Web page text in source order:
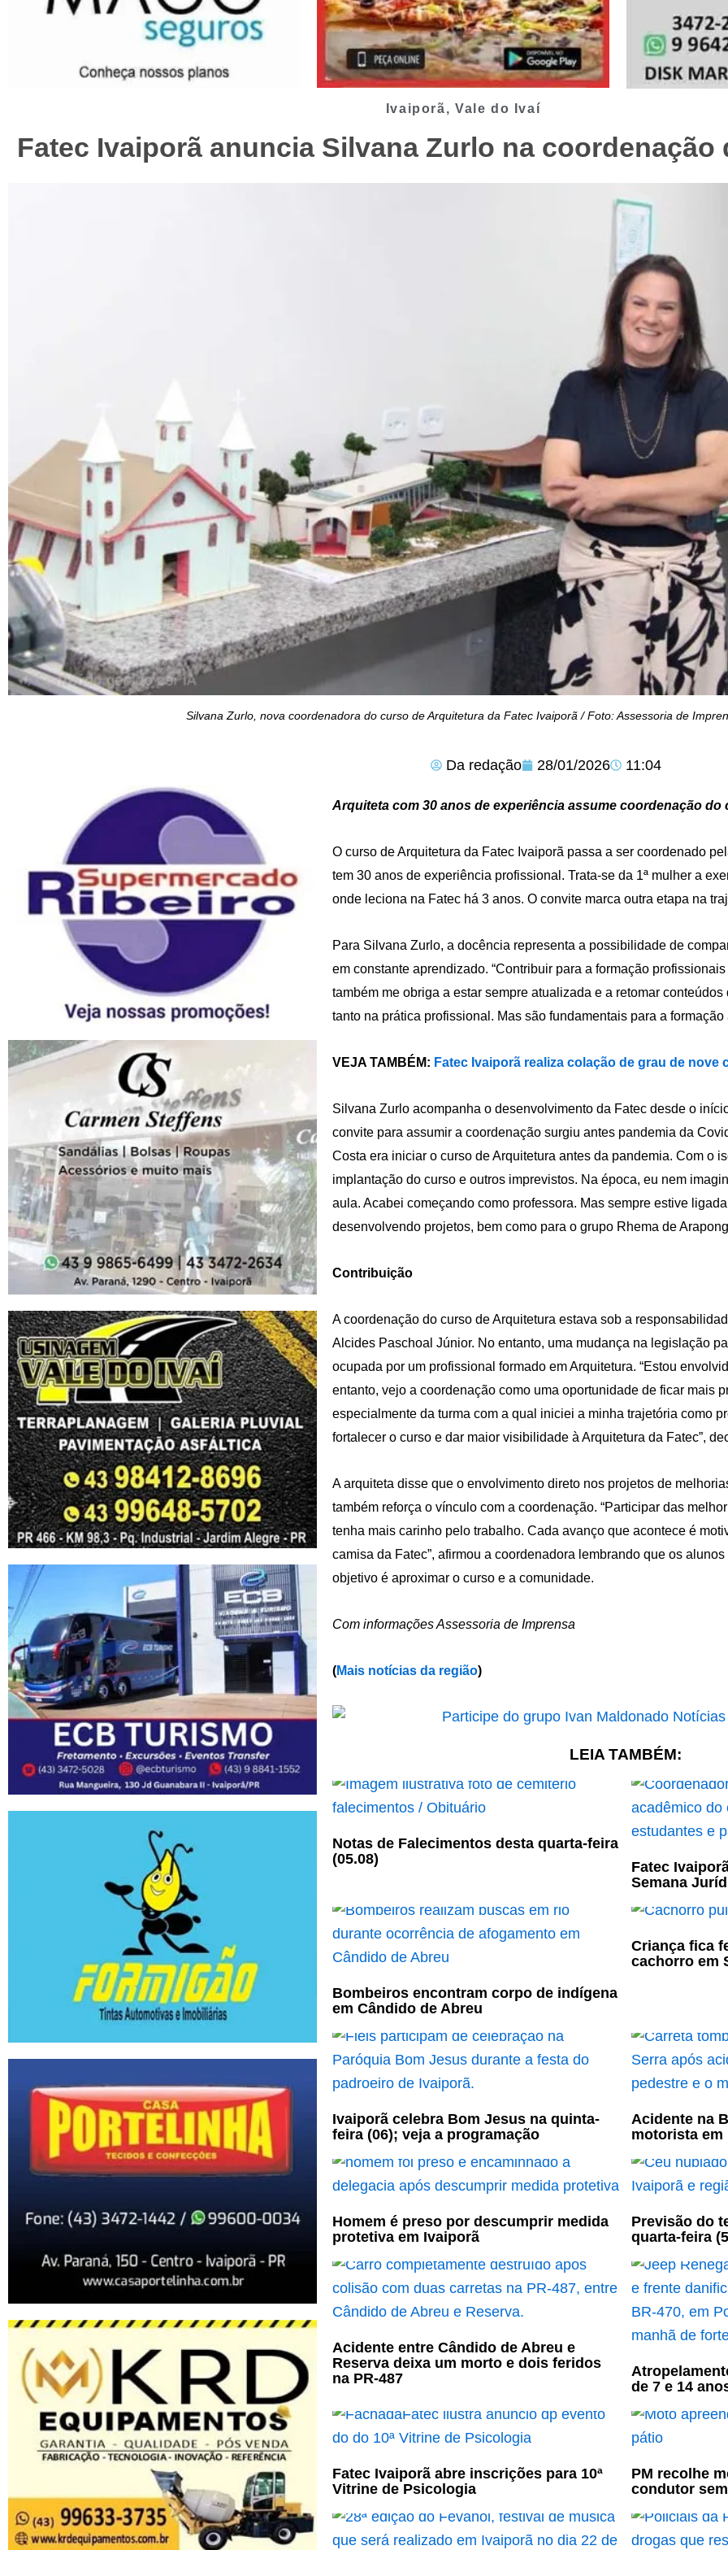
Ivaiporã, Vale do Ivaí
Fatec Ivaiporã anuncia Silvana Zurlo na coordenação
Silvana Zurlo, nova coordenadora do curso de Arquitetura da Fatec Ivaiporã / Foto: Assessoria de
Da redação 28/01/2026 11:04
Arquiteta com 30 anos de experiência assume coordenação do
O curso de Arquitetura da Fatec Ivaiporã passa a ser coordenado
tem 30 anos de experiência profissional. Trata-se da 1ª mulher a
onde leciona na Fatec há 3 anos. O convite marca outra etapa na
Para Silvana Zurlo, a docência representa a possibilidade de
em constante aprendizado. “Contribuir para a formação
também me obriga a estar sempre atualizada e a retomar
tanto na prática profissional. Mas são fundamentais para a
VEJA TAMBÉM: Fatec Ivaiporã realiza colação de grau de nove
Silvana Zurlo acompanha o desenvolvimento da Fatec desde o
convite para assumir a coordenação surgiu antes pandemia da
Costa era iniciar o curso de Arquitetura antes da pandemia. Com o
implantação do curso e outros imprevistos. Na época, eu nem
aula. Acabei começando como professora. Mas sempre estive
desenvolvendo projetos, bem como para o grupo Rhema de
Contribuição
A coordenação do curso de Arquitetura estava sob a
Alcides Paschoal Júnior. No entanto, uma mudança na legislação
ocupada por um profissional formado em Arquitetura. “Estou
entanto, vejo a coordenação como uma oportunidade de ficar mais
especialmente da turma com a qual iniciei a minha trajetória como
fortalecer o curso e dar maior visibilidade à Arquitetura da Fatec”,
A arquiteta disse que o envolvimento direto nos projetos de
também reforça o vínculo com a coordenação. “Participar das
tenha mais carinho pelo trabalho. Cada avanço que acontece é
camisa da Fatec”, afirmou a coordenadora lembrando que os
objetivo é aproximar o curso e a comunidade.
Com informações Assessoria de Imprensa
(Mais notícias da região)
LEIA TAMBÉM:
Notas de Falecimentos desta quarta-feira
(05.08)
Fatec
Semana
Bombeiros encontram corpo de indígena
em Cândido de Abreu
Criança fica
cachorro em
Ivaiporã celebra Bom Jesus na quinta-
feira (06); veja a programação
Acidente na
motorista em
Homem é preso por descumprir medida
protetiva em Ivaiporã
Previsão do
quarta-feira
Acidente entre Cândido de Abreu e
Reserva deixa um morto e dois feridos
na PR-487
de 7 e 14
Fatec Ivaiporã abre inscrições para 10ª
Vitrine de Psicologia
PM recolhe
condutor